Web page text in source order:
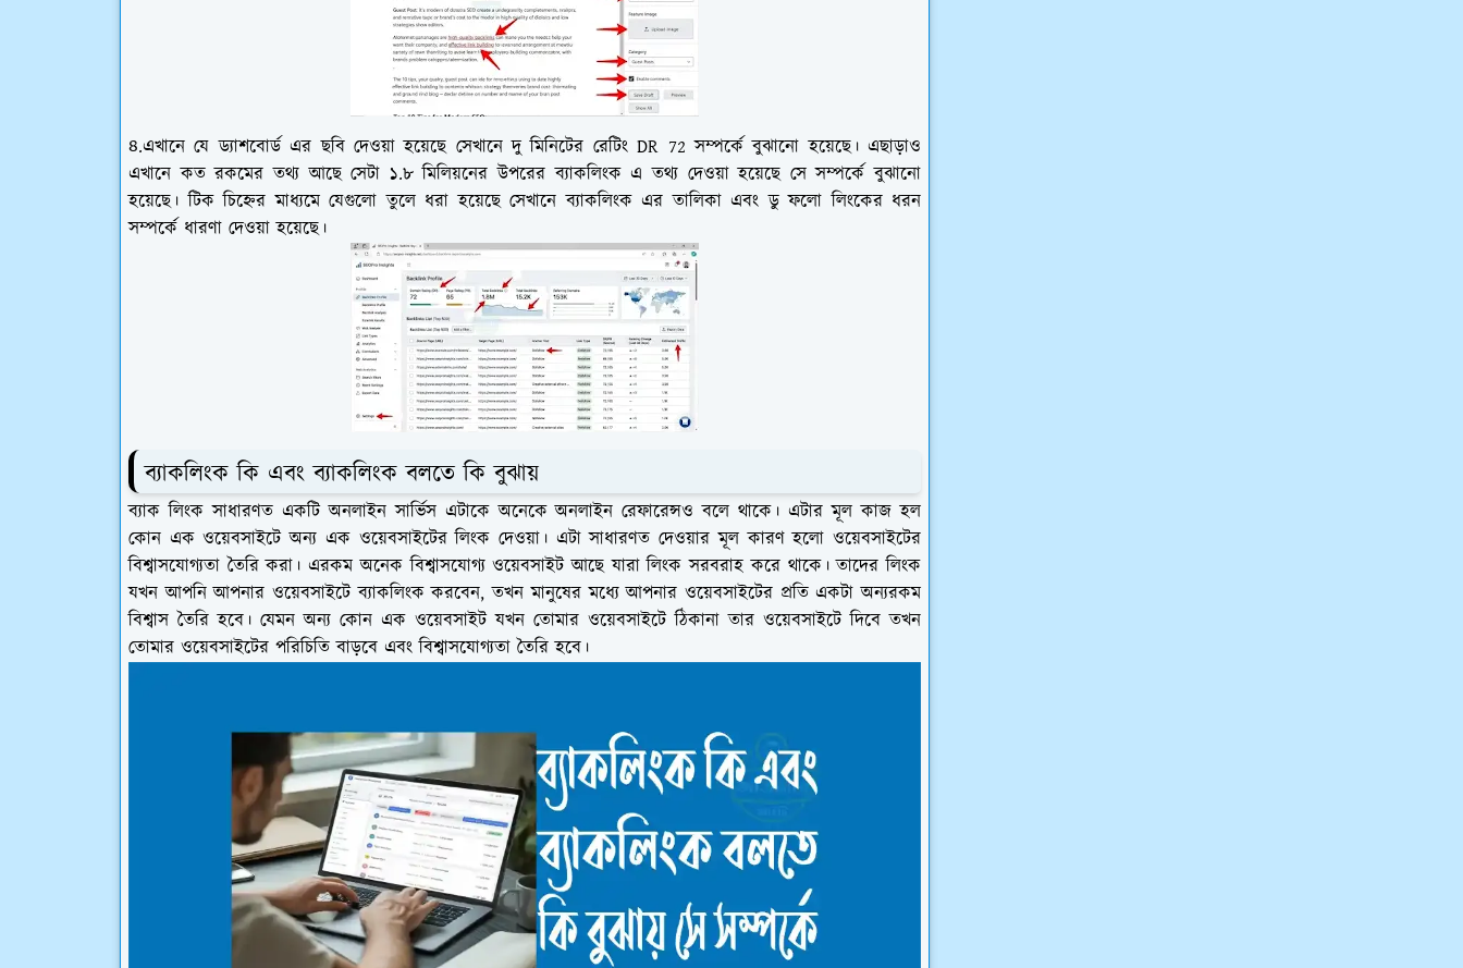
৪.এখানে যে ড্যাশবোর্ড এর ছবি দেওয়া হয়েছে সেখানে দু মিনিটের রেটিং DR 72 সম্পর্কে বুঝানো হয়েছে। এছাড়াও
এখানে কত রকমের তথ্য আছে সেটা ১.৮ মিলিয়নের উপরের ব্যাকলিংক এ তথ্য দেওয়া হয়েছে সে সম্পর্কে বুঝানো
হয়েছে। টিক চিহ্নের মাধ্যমে যেগুলো তুলে ধরা হয়েছে সেখানে ব্যাকলিংক এর তালিকা এবং ডু ফলো লিংকের ধরন
সম্পর্কে ধারণা দেওয়া হয়েছে।
ব্যাকলিংক কি এবং ব্যাকলিংক বলতে কি বুঝায়
ব্যাক লিংক সাধারণত একটি অনলাইন সার্ভিস এটাকে অনেকে অনলাইন রেফারেন্সও বলে থাকে। এটার মূল কাজ হল
কোন এক ওয়েবসাইটে অন্য এক ওয়েবসাইটের লিংক দেওয়া। এটা সাধারণত দেওয়ার মূল কারণ হলো ওয়েবসাইটের
বিশ্বাসযোগ্যতা তৈরি করা। এরকম অনেক বিশ্বাসযোগ্য ওয়েবসাইট আছে যারা লিংক সরবরাহ করে থাকে। তাদের লিংক
যখন আপনি আপনার ওয়েবসাইটে ব্যাকলিংক করবেন, তখন মানুষের মধ্যে আপনার ওয়েবসাইটের প্রতি একটা অন্যরকম
বিশ্বাস তৈরি হবে। যেমন অন্য কোন এক ওয়েবসাইট যখন তোমার ওয়েবসাইটে ঠিকানা তার ওয়েবসাইটে দিবে তখন
তোমার ওয়েবসাইটের পরিচিতি বাড়বে এবং বিশ্বাসযোগ্যতা তৈরি হবে।